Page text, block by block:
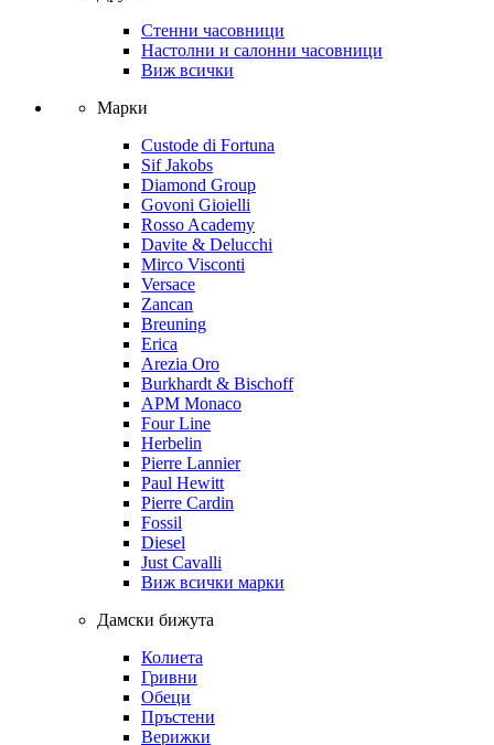
Стенни часовници
Настолни и салонни часовници
Виж всички
Марки
Custode di Fortuna
Sif Jakobs
Diamond Group
Govoni Gioielli
Rosso Academy
Davite & Delucchi
Mirco Visconti
Versace
Zancan
Breuning
Erica
Arezia Oro
Burkhardt & Bischoff
APM Monaco
Four Line
Herbelin
Pierre Lannier
Paul Hewitt
Pierre Cardin
Fossil
Diesel
Just Cavalli
Виж всички марки
Дамски бижута
Колиета
Гривни
Обеци
Пръстени
Верижки